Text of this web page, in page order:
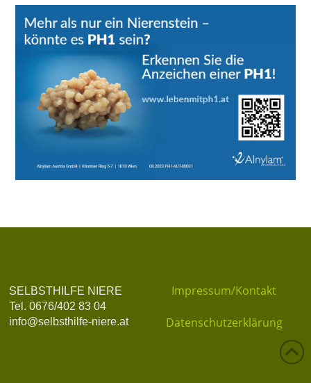
SELBSTHILFE NIERE
Tel. 0676/402 83 04
info@selbsthilfe-niere.at
Impressum/Kontakt
Datenschutzerklärung